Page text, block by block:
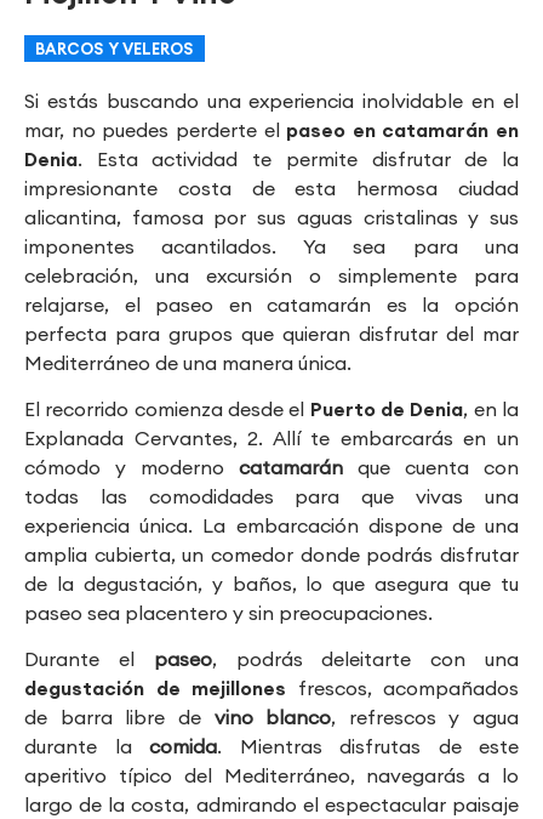
BARCOS Y VELEROS
Si estás buscando una experiencia inolvidable en el
mar, no puedes perderte el paseo en catamarán en
Denia. Esta actividad te permite disfrutar de la
impresionante costa de esta hermosa ciudad
alicantina, famosa por sus aguas cristalinas y sus
imponentes acantilados. Ya sea para una
celebración, una excursión o simplemente para
relajarse, el paseo en catamarán es la opción
perfecta para grupos que quieran disfrutar del mar
Mediterráneo de una manera única.
El recorrido comienza desde el Puerto de Denia, en la
Explanada Cervantes, 2. Allí te embarcarás en un
cómodo y moderno catamarán que cuenta con
todas las comodidades para que vivas una
experiencia única. La embarcación dispone de una
amplia cubierta, un comedor donde podrás disfrutar
de la degustación, y baños, lo que asegura que tu
paseo sea placentero y sin preocupaciones.
Durante el paseo, podrás deleitarte con una
degustación de mejillones frescos, acompañados
de barra libre de vino blanco, refrescos y agua
durante la comida. Mientras disfrutas de este
aperitivo típico del Mediterráneo, navegarás a lo
largo de la costa, admirando el espectacular paisaje